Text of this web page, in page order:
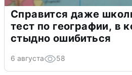
Справится даже
тест по географии, в
стыдно ошибиться
6 августа 58